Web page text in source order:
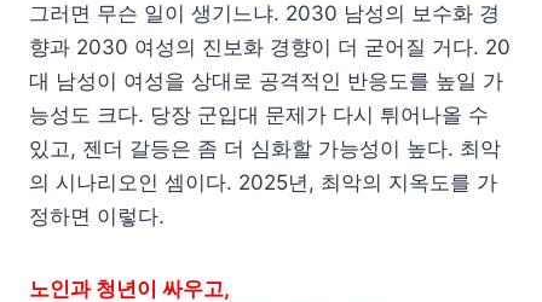
그러면 무슨 일이 생기느냐. 2030 남성의 보수화 경
향과 2030 여성의 진보화 경향이 더 굳어질 거다. 20
대 남성이 여성을 상대로 공격적인 반응도를 높일 가
능성도 크다. 당장 군입대 문제가 다시 튀어나올 수
있고, 젠더 갈등은 좀 더 심화할 가능성이 높다. 최악
의 시나리오인 셈이다. 2025년, 최악의 지옥도를 가
정하면 이렇다.
노인과 청년이 싸우고,